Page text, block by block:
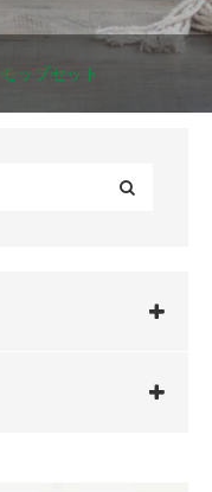
モップセット